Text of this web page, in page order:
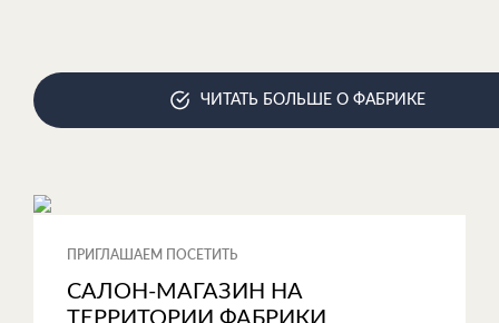
ЧИТАТЬ БОЛЬШЕ О ФАБРИКЕ
ПРИГЛАШАЕМ ПОСЕТИТЬ
САЛОН-МАГАЗИН НА
ТЕРРИТОРИИ ФАБРИКИ